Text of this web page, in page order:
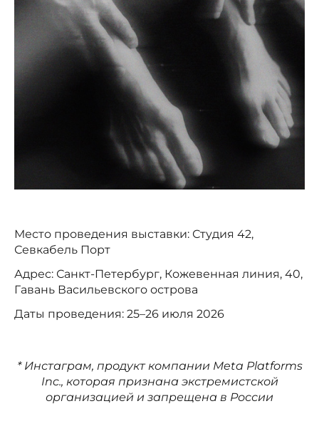
Место проведения выставки: Студия 42,
Севкабель Порт
Адрес: Санкт-Петербург, Кожевенная линия, 40,
Гавань Васильевского острова
Даты проведения: 25–26 июля 2026
* Инстаграм, продукт компании Meta Platforms
Inc., которая признана экстремистской
организацией и запрещена в России